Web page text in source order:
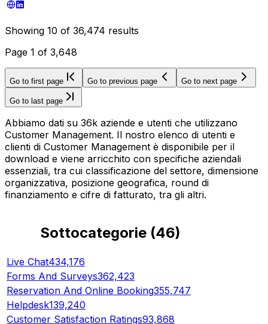
Showing 10 of 36,474 results
Page 1 of 3,648
Go to first page Go to previous page Go to next page
Go to last page
Abbiamo dati su 36k aziende e utenti che utilizzano
Customer Management. Il nostro elenco di utenti e
clienti di Customer Management è disponibile per il
download e viene arricchito con specifiche aziendali
essenziali, tra cui classificazione del settore, dimensione
organizzativa, posizione geografica, round di
finanziamento e cifre di fatturato, tra gli altri.
Sottocategorie (46)
Live Chat434,176
Forms And Surveys362,423
Reservation And Online Booking355,747
Helpdesk139,240
Customer Satisfaction Ratings93,868